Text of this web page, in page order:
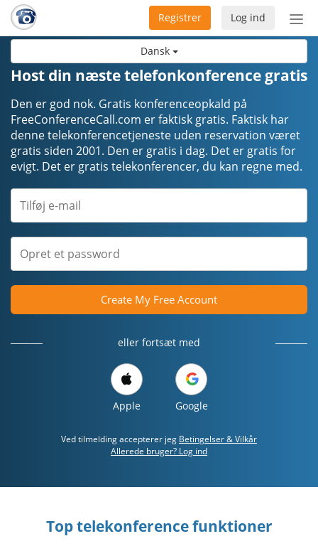
Dansk
Slå
Log ind
Registrer
Host din næste telefonkonference gratis
Den er god nok. Gratis konferenceopkald på
FreeConferenceCall.com er faktisk gratis. Faktisk har
denne telekonferencetjeneste uden reservation været
gratis siden 2001. Den er gratis i dag. Det er gratis for
evigt. Det er gratis telekonferencer, du kan regne med.
Create My Free Account
eller fortsæt med
Apple Google
Ved tilmelding accepterer jeg Betingelser & Vilkår
Allerede bruger? Log ind
Top telekonference funktioner